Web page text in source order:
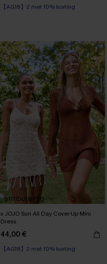
【AG18】2 met 10% korting
x JOJO Sun All Day Cover-Up Mini
Dress
44,00 €
【AG18】2 met 10% korting